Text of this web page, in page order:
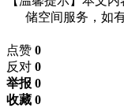
储空间服务，如
点赞 0
反对 0
举报 0
收藏 0